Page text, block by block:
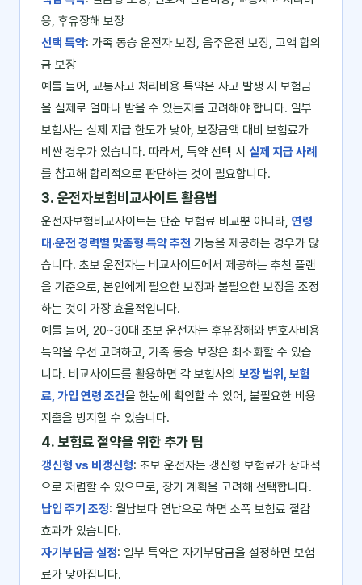
용, 후유장해 보장
선택 특약: 가족 동승 운전자 보장, 음주운전 보장, 고액 합의
금 보장
예를 들어, 교통사고 처리비용 특약은 사고 발생 시 보험금
을 실제로 얼마나 받을 수 있는지를 고려해야 합니다. 일부
보험사는 실제 지급 한도가 낮아, 보장금액 대비 보험료가
비싼 경우가 있습니다. 따라서, 특약 선택 시 실제 지급 사례
를 참고해 합리적으로 판단하는 것이 필요합니다.
3. 운전자보험비교사이트 활용법
운전자보험비교사이트는 단순 보험료 비교뿐 아니라, 연령
대·운전 경력별 맞춤형 특약 추천 기능을 제공하는 경우가 많
습니다. 초보 운전자는 비교사이트에서 제공하는 추천 플랜
을 기준으로, 본인에게 필요한 보장과 불필요한 보장을 조정
하는 것이 가장 효율적입니다.
예를 들어, 20~30대 초보 운전자는 후유장해와 변호사비용
특약을 우선 고려하고, 가족 동승 보장은 최소화할 수 있습
니다. 비교사이트를 활용하면 각 보험사의 보장 범위, 보험
료, 가입 연령 조건을 한눈에 확인할 수 있어, 불필요한 비용
지출을 방지할 수 있습니다.
4. 보험료 절약을 위한 추가 팁
갱신형 vs 비갱신형: 초보 운전자는 갱신형 보험료가 상대적
으로 저렴할 수 있으므로, 장기 계획을 고려해 선택합니다.
납입 주기 조정: 월납보다 연납으로 하면 소폭 보험료 절감
효과가 있습니다.
자기부담금 설정: 일부 특약은 자기부담금을 설정하면 보험
료가 낮아집니다.